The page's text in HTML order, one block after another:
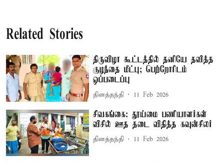
Related Stories
திருவிழா கூட்டத்தில் தனியே தவித்த
குழந்தை மீட்பு; பெற்றோரிடம்
ஒப்படைப்பு
தினத்தந்தி 11 Feb 2026
சிவகங்கை: தூய்மை பணியாளர்கள்
விசில் ஊத தடை விதித்த கவுன்சிலர்
தினத்தந்தி 11 Feb 2026